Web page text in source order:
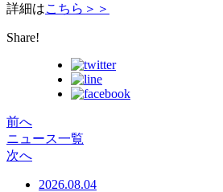
詳細はこちら＞＞
Share!
前へ
ニュース一覧
次へ
2026.08.04